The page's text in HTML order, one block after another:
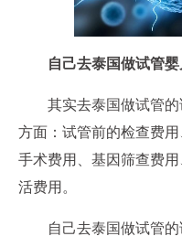
自己去泰国做试管
其实去泰国做试管
方面：试管前的检查费用
手术费用、基因筛查费
活费用。
自己去泰国做试管